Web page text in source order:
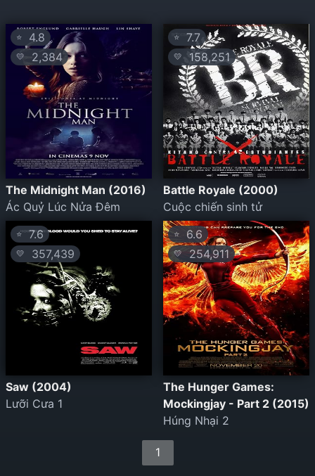
⭐ 4.8
💛 2,384
The Midnight Man (2016)
Ác Quỷ Lúc Nửa Đêm
⭐ 7.7
💛 158,251
Battle Royale (2000)
Cuộc chiến sinh tử
⭐7.6
💛 357,439
Saw (2004)
Lưỡi Cưa 1
⭐ 6.6
💛 254,911
The Hunger Games:
Mockingjay - Part 2 (2015)
Húng Nhại 2
1